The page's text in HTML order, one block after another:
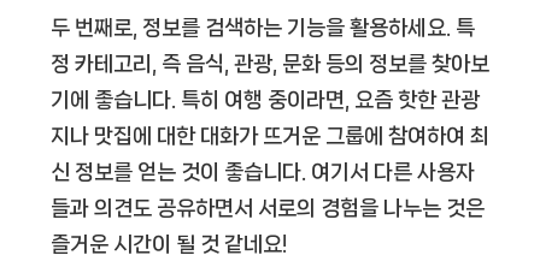
두 번째로, 정보를 검색하는 기능을 활용하세요. 특
정 카테고리, 즉 음식, 관광, 문화 등의 정보를 찾아보
기에 좋습니다. 특히 여행 중이라면, 요즘 핫한 관광
지나 맛집에 대한 대화가 뜨거운 그룹에 참여하여 최
신 정보를 얻는 것이 좋습니다. 여기서 다른 사용자
들과 의견도 공유하면서 서로의 경험을 나누는 것은
즐거운 시간이 될 것 같네요!